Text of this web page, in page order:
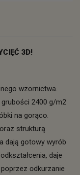
3D!
wzornictwa.
2400 g/m2
na gorąco.
strukturą
dają gotowy wyrób
daje
odkurzanie